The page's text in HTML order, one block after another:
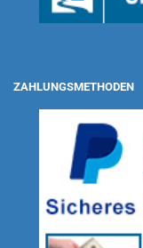
ZAHLUNGSMETHODEN